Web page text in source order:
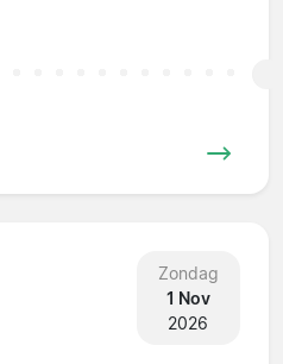
Zondag
1 Nov
2026